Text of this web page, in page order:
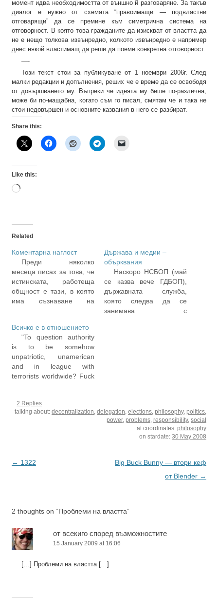
момент идва необходимостта от външно й разговаряне. За такъв
диалог е нужно от схемата “правоимащи — подвластни
отговарящи” да се премине към симетрична система на
отговорност. В която това гражданите да изискват от властта да
не е нещо толкова извънредно, колкото извънредно е например
днес някой властимащ да реши да поеме конкретна отговорност.
—-
Този текст стои за публикуване от 1 ноември 2006г. След
малки редакции и допълнения, реших че е време да се освободя
от довършването му. Въпреки че идеята му беше по-различна,
може би по-мащабна, когато съм го писал, смятам че и така не
стои недовършен и основните казвания в него се разбират.
Share this:
Like this:
Loading…
Related
Коментарна наглост
Преди няколко
месеца писах за това, че
истинската, работеща
общност е тази, в която
има съзнаване на
постъпва отговорно в
ежедневните малки
неща, а не да се лае на
мегдана колко ни е лоша
управата и какъв ни е
лош…
Държава и медии –
обърквания
Наскоро НСБОП (май
се казва вече ГДБОП),
държавната служба,
която следва да се
занимава с
оправдаха тези дни
заплатите. Блогерите,
разбира…
Всичко е в отношението
"To question authority
is to be somehow
unpatriotic, unamerican
and in league with
terrorists worldwide? Fuck
съм бил никога луд фен
на "Ролинс бенд", но ако
2 Replies
talking about: decentralization delegation elections philosophy, politics
power, problems responsibility, social
at coordinates: philosophy
on stardate: 30 May 2008
Post
← 1322
Big Buck Bunny — втори кеф
от Blender →
2 thoughts on “Проблеми на властта”
от всекиго според възможностите
15 January 2009 at 16:06
[…] Проблеми на властта […]